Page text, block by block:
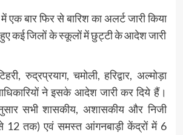
एक बार फिर से बारिश का अलर्ट जारी किया
कई जिलों के स्कूलों में छुट्टी के आदेश जारी
रुद्रप्रयाग, चमोली, हरिद्वार, अल्मोड़ा
ने इसके आदेश जारी कर दिये हैं।
सभी शासकीय, अशासकीय और निजी
से 12 तक) एवं समस्त आंगनबाड़ी केंद्रों में 6